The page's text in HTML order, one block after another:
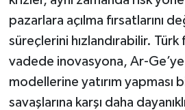
pazarlara açılma fırsatlarını
süreçlerini hızlandırabilir. Türk
vadede inovasyona, Ar-
modellerine yatırım yapması
savaşlarına karşı daha